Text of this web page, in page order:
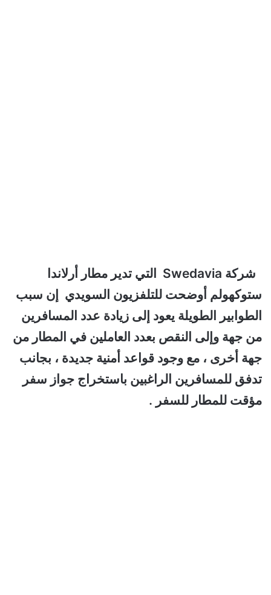
شركة Swedavia التي تدير مطار أرلاندا
ستوكهولم أوضحت للتلفزيون السويدي إن سبب
الطوابير الطويلة يعود إلى زيادة عدد المسافرين
من جهة وإلى النقص بعدد العاملين في المطار من
جهة أخرى ، مع وجود قواعد أمنية جديدة ، بجانب
تدفق للمسافرين الراغبين باستخراج جواز سفر
مؤقت للمطار للسفر .